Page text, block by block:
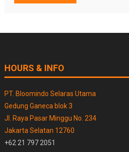
HOURS & INFO
PT. Bloomindo Selaras Utama
Gedung Ganeca blok 3
Jl. Raya Pasar Minggu No. 234
Jakarta Selatan 12760
+62 21 797 2051